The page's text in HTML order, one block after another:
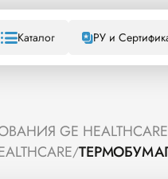
Каталог РУ и
GE HEALTHCARE
/